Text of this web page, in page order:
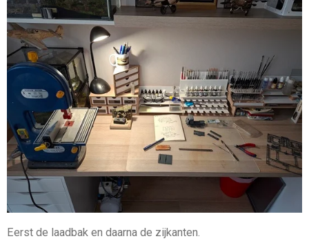
Eerst de laadbak en daarna de zijkanten.